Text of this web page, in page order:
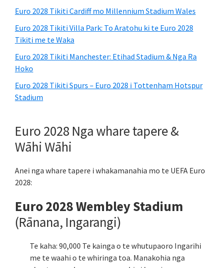
Euro 2028 Tikiti Cardiff mo Millennium Stadium Wales
Euro 2028 Tikiti Villa Park: To Aratohu ki te Euro 2028
Tikiti me te Waka
Euro 2028 Tikiti Manchester: Etihad Stadium & Nga Ra
Hoko
Euro 2028 Tikiti Spurs – Euro 2028 i Tottenham Hotspur
Stadium
Euro 2028 Nga whare tapere &
Wāhi Wāhi
Anei nga whare tapere i whakamanahia mo te UEFA Euro
2028:
Euro 2028 Wembley Stadium
(Rānana, Ingarangi)
Te kaha: 90,000 Te kainga o te whutupaoro Ingarihi
me te waahi o te whiringa toa. Manakohia nga